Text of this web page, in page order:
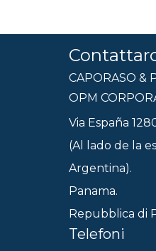
CAPORASO &
OPM
Via España
(Al lado de la
Argentina).
Panama.
Repubblica di
Telefoni